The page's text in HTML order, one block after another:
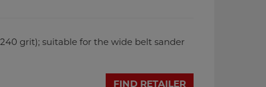
grit); suitable for the wide belt sander
FIND RETAILER